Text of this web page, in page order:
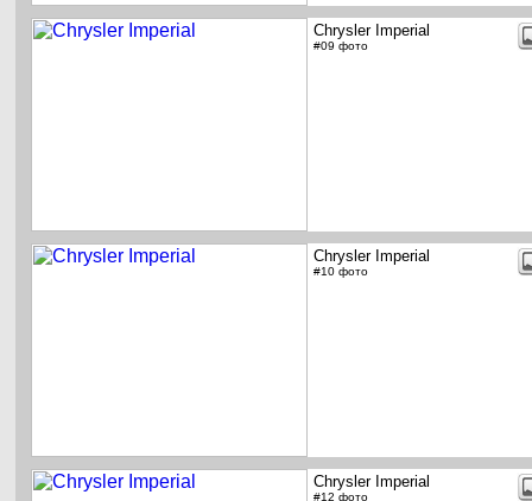
Chrysler Imperial
#09 фото
Chrysler Imperial
#10 фото
Chrysler Imperial
#12 фото